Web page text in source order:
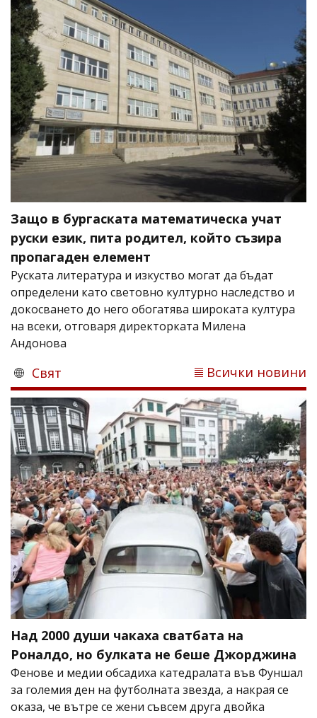
Защо в бургаската математическа учат
руски език, пита родител, който съзира
пропагаден елемент
Руската литература и изкуство могат да бъдат
определени като световно културно наследство и
докосването до него обогатява широката култура
на всеки, отговаря директорката Милена
Андонова
Свят Всички новини
Над 2000 души чакаха сватбата на
Роналдо, но булката не беше Джорджина
Фенове и медии обсадиха катедралата във Фуншал
за големия ден на футболната звезда, а накрая се
оказа, че вътре се жени съвсем друга двойка